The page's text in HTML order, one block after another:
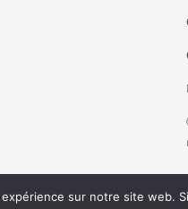
sur notre site